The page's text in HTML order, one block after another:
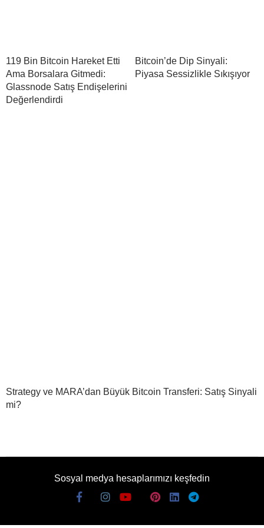
119 Bin Bitcoin Hareket Etti
Ama Borsalara Gitmedi:
Glassnode Satış Endişelerini
Değerlendirdi
Bitcoin’de Dip Sinyali:
Piyasa Sessizlikle Sıkışıyor
Strategy ve MARA’dan Büyük Bitcoin Transferi: Satış Sinyali
mi?
Sosyal medya hesaplarımızı keşfedin